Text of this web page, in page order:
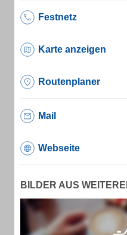
Festnetz
Karte anzeigen
Routenplaner
Mail
Webseite
BILDER AUS